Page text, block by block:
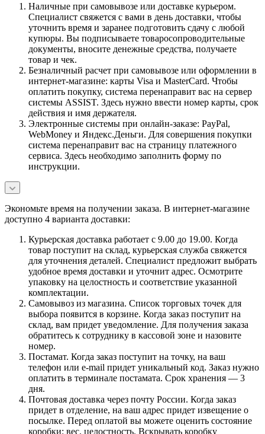
Наличные при самовывозе или доставке курьером.
Специалист свяжется с вами в день доставки, чтобы
уточнить время и заранее подготовить сдачу с любой
купюры. Вы подписываете товаросопроводительные
документы, вносите денежные средства, получаете
товар и чек.
Безналичный расчет при самовывозе или оформлении в
интернет-магазине: карты Visa и MasterCard. Чтобы
оплатить покупку, система перенаправит вас на сервер
системы ASSIST. Здесь нужно ввести номер карты, срок
действия и имя держателя.
Электронные системы при онлайн-заказе: PayPal,
WebMoney и Яндекс.Деньги. Для совершения покупки
система перенаправит вас на страницу платежного
сервиса. Здесь необходимо заполнить форму по
инструкции.
Экономьте время на получении заказа. В интернет-магазине
доступно 4 варианта доставки:
Курьерская доставка работает с 9.00 до 19.00. Когда
товар поступит на склад, курьерская служба свяжется
для уточнения деталей. Специалист предложит выбрать
удобное время доставки и уточнит адрес. Осмотрите
упаковку на целостность и соответствие указанной
комплектации.
Самовывоз из магазина. Список торговых точек для
выбора появится в корзине. Когда заказ поступит на
склад, вам придет уведомление. Для получения заказа
обратитесь к сотруднику в кассовой зоне и назовите
номер.
Постамат. Когда заказ поступит на точку, на ваш
телефон или e-mail придет уникальный код. Заказ нужно
оплатить в терминале постамата. Срок хранения — 3
дня.
Почтовая доставка через почту России. Когда заказ
придет в отделение, на ваш адрес придет извещение о
посылке. Перед оплатой вы можете оценить состояние
коробки: вес, целостность. Вскрывать коробку